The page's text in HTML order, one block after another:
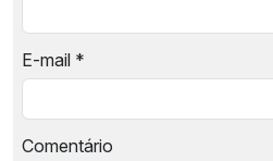
E-mail *
Comentário